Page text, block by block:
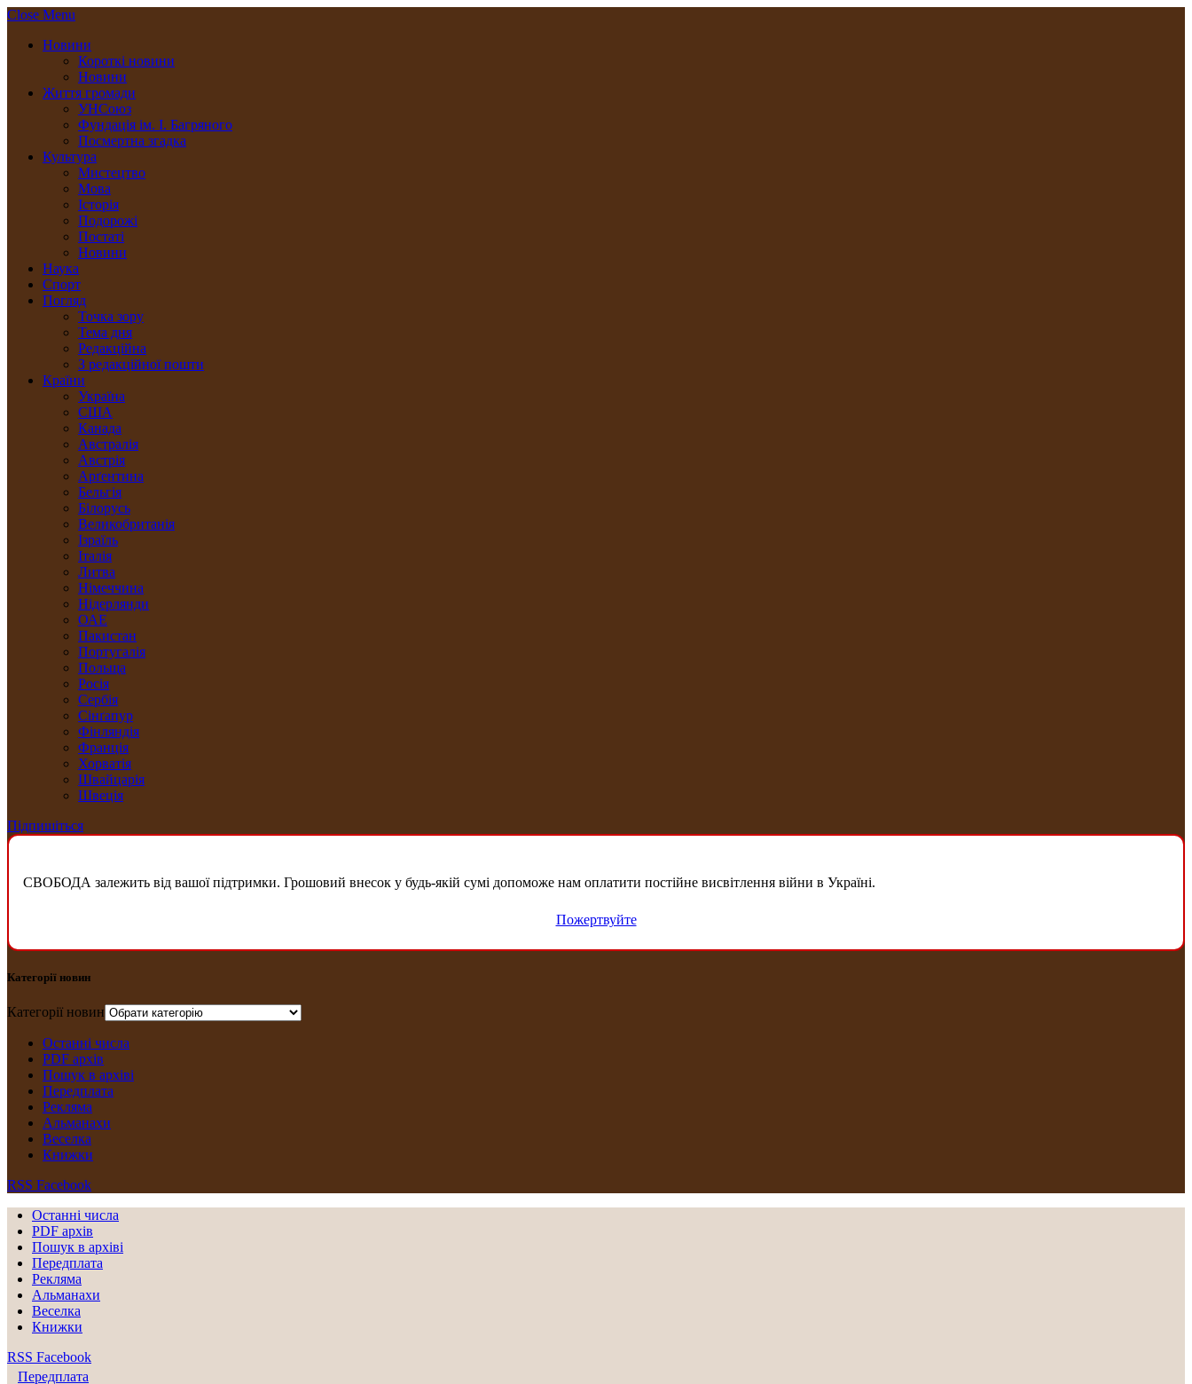
Close Menu
Новини
Короткі новини
Новини
Життя громади
УНСоюз
Фундація ім. І. Багряного
Посмертна згадка
Культура
Мистецтво
Мова
Історія
Подорожі
Постаті
Новини
Наука
Спорт
Погляд
Точка зору
Тема дня
Редакційна
З редакційної пошти
Країни
Україна
США
Канада
Австралія
Австрія
Арґентина
Бельгія
Білорусь
Великобританія
Ізраїль
Італія
Литва
Німеччина
Нідерлянди
ОАЕ
Пакистан
Португалія
Польща
Росія
Сербія
Сінґапур
Фінляндія
Франція
Хорватія
Швайцарія
Швеція
Підпишіться
СВОБОДА залежить від вашої підтримки. Грошовий внесок у будь-якій сумі допоможе нам оплатити постійне висвітлення війни в Україні.
Пожертвуйте
Категорії новин
Категорії новин
Останні числа
PDF архів
Пошук в архіві
Передплата
Рекляма
Альманахи
Веселка
Книжки
RSS Facebook
Останні числа
PDF архів
Пошук в архіві
Передплата
Рекляма
Альманахи
Веселка
Книжки
RSS Facebook
Передплата